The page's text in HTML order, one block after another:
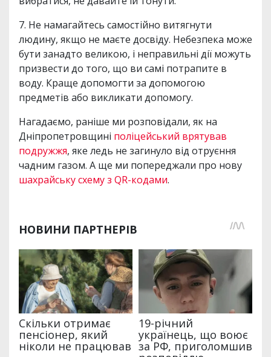
7. Не намагайтесь самостійно витягнути
людину, якщо не маєте досвіду. Небезпека може
бути занадто великою, і неправильні дії можуть
призвести до того, що ви самі потрапите в
воду. Краще допомогти за допомогою
предметів або викликати допомогу.
Нагадаємо, раніше ми розповідали, як на
Дніпропетровщині поліцейський врятував
подружжя, яке ледь не загинуло від отруєння
чадним газом. А ще ми попереджали про нову
шахрайську схему з QR-кодами.